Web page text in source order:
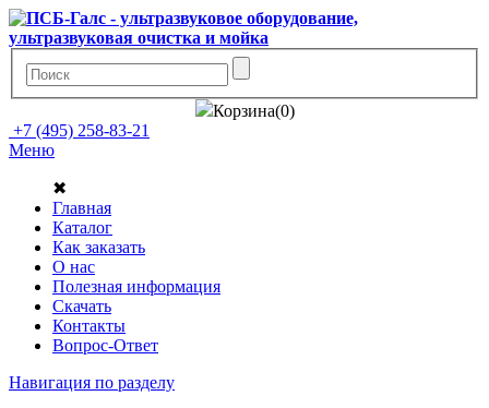
Корзина(0)
+7 (495) 258-83-21
Меню
✖
Главная
Каталог
Как заказать
О нас
Полезная информация
Скачать
Контакты
Вопрос-Ответ
Навигация по разделу